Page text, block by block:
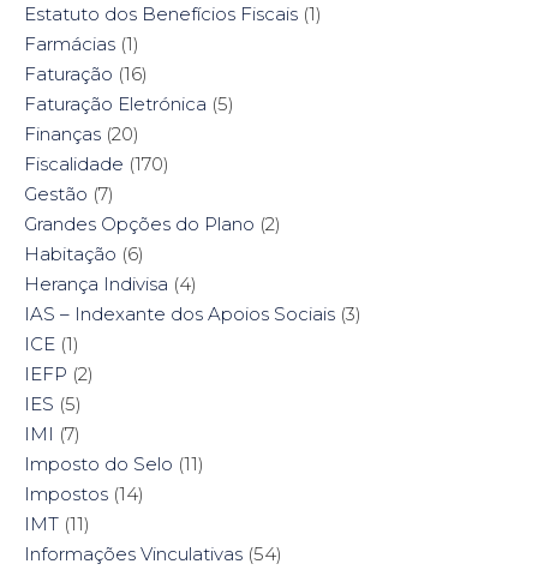
Estatuto dos Benefícios Fiscais (1)
Farmácias (1)
Faturação (16)
Faturação Eletrónica (5)
Finanças (20)
Fiscalidade (170)
Gestão (7)
Grandes Opções do Plano (2)
Habitação (6)
Herança Indivisa (4)
IAS – Indexante dos Apoios Sociais (3)
ICE (1)
IEFP (2)
IES (5)
IMI (7)
Imposto do Selo (11)
Impostos (14)
IMT (11)
Informações Vinculativas (54)